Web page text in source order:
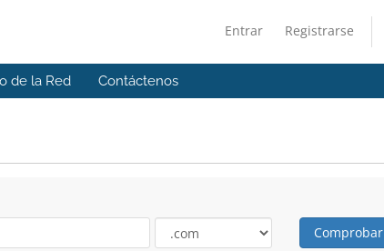
Entrar Registrarse
de la Red Contáctenos
Comprobar